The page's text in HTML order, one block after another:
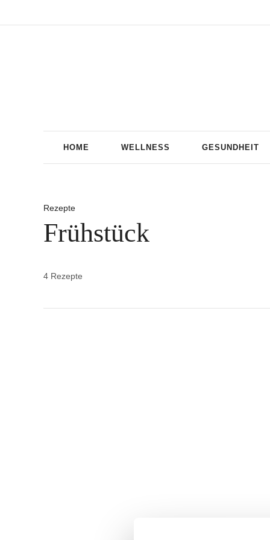
HOME WELLNESS GESUNDHEIT
Rezepte
Frühstück
4 Rezepte